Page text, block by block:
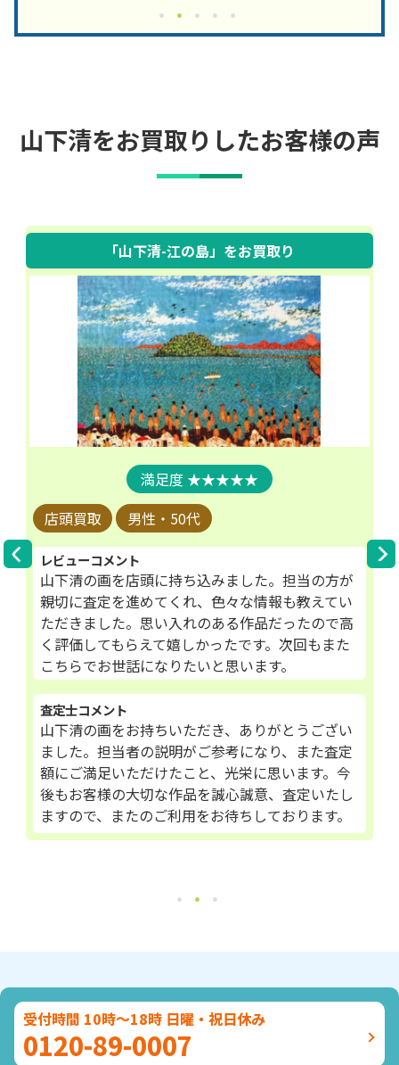
山下清をお買取りしたお客様の声
「山下清-江の島」 をお買取り
★★★★★
店頭買取
男性・50代
レビューコメント
山下清の画を店頭に持ち込みました。担当の方が
親切に査定を進めてくれ、色々な情報も教えてい
ただきました。思い入れのある作品だったので高
く評価してもらえて嬉しかったです。次回もまた
こちらでお世話になりたいと思います。
査定士コメント
山下清の画をお持ちいただき、ありがとうござい
ました。担当者の説明がご参考になり、また査定
額にご満足いただけたこと、光栄に思います。今
後もお客様の大切な作品を誠心誠意、査定いたし
ますので、またのご利用をお待ちしております。
受付時間 10時～18時 日曜・祝日休み
0120-89-0007